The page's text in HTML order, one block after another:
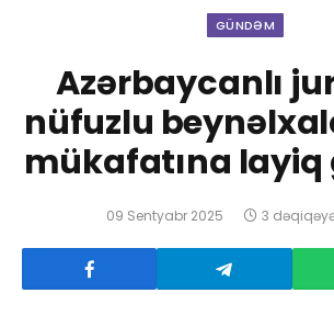
GÜNDƏM
Azərbaycanlı
nüfuzlu
mükafatına
09 Sentyabr 2025 3